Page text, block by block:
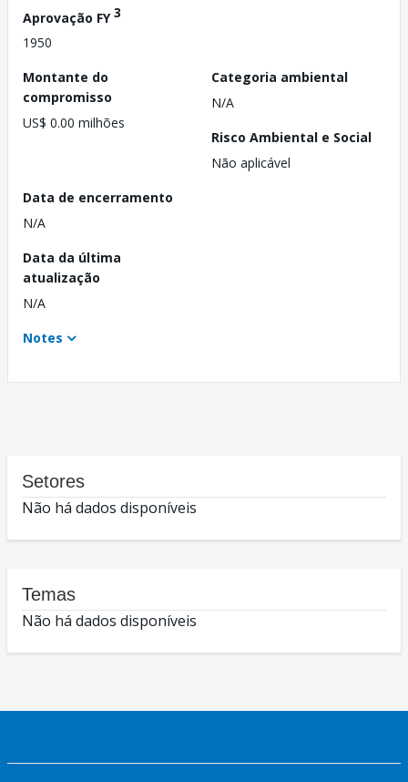
Aprovação FY3
1950
Montante do
compromisso
US$ 0.00 milhões
Categoria ambiental
N/A
Risco Ambiental e Social
Não aplicável
Data de encerramento
N/A
Data da última
atualização
N/A
Notes
Setores
Não há dados disponíveis
Temas
Não há dados disponíveis